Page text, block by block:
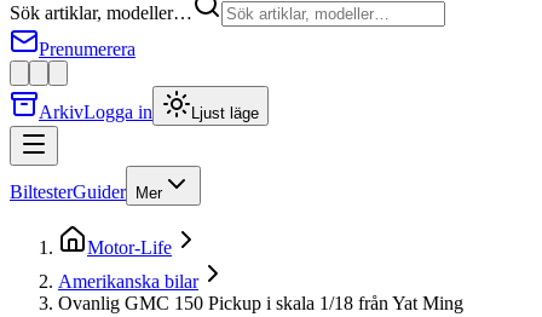
Sök artiklar, modeller…
Prenumerera
ArkivLogga in Ljust läge
BiltesterGuider Mer
Motor-Life
Amerikanska bilar
Ovanlig GMC 150 Pickup i skala 1/18 från Yat Ming